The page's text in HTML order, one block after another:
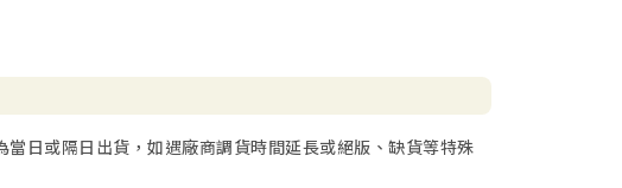
日或隔日出貨，如遇廠商調貨時間延長或絕版、缺貨等特殊